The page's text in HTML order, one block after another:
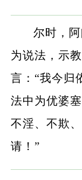
尔时，
为说法，示
言：“我今归
法中为优婆
不淫、不欺
请！”